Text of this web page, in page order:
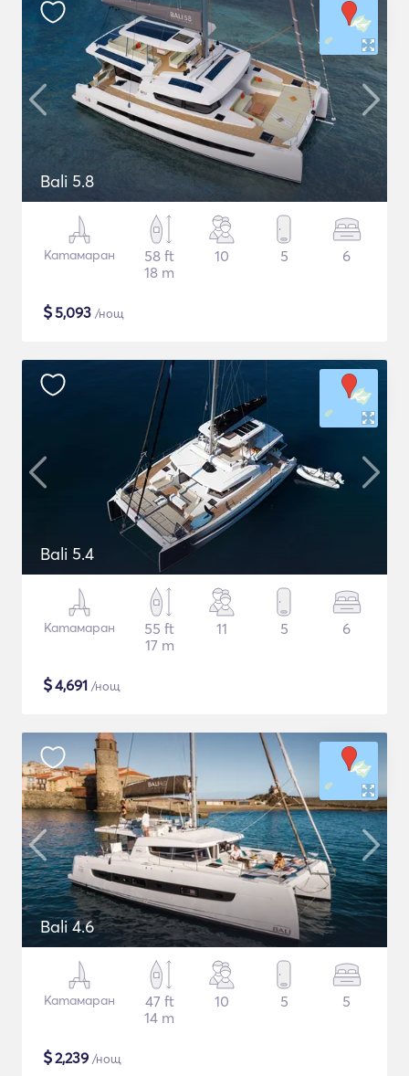
Bali 5.8
Катамаран
58 ft
18 m
10 5 6
$5,093 /нощ
Bali 5.4
Катамаран
55 ft
17 m
11 5 6
$4,691 /нощ
Bali 4.6
Катамаран
47 ft
14 m
10 5 5
$2,239 /нощ